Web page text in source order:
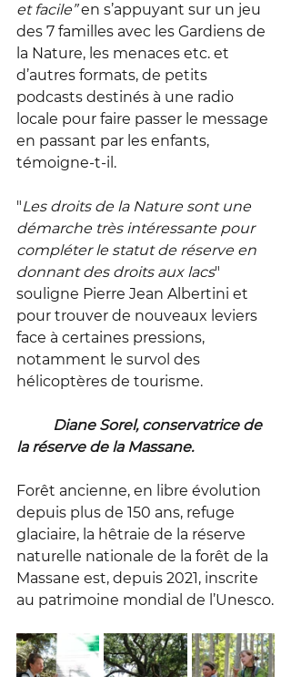
et facile” en s’appuyant sur un jeu
des 7 familles avec les Gardiens de
la Nature, les menaces etc. et
d’autres formats, de petits
podcasts destinés à une radio
locale pour faire passer le message
en passant par les enfants,
témoigne-t-il.
"Les droits de la Nature sont une
démarche très intéressante pour
compléter le statut de réserve en
donnant des droits aux lacs"
souligne Pierre Jean Albertini et
pour trouver de nouveaux leviers
face à certaines pressions,
notamment le survol des
hélicoptères de tourisme.
la réserve de la Massane.
Forêt ancienne, en libre évolution
depuis plus de 150 ans, refuge
glaciaire, la hêtraie de la réserve
naturelle nationale de la forêt de la
Massane est, depuis 2021, inscrite
au patrimoine mondial de l’Unesco.